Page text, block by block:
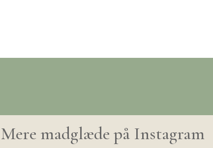
Mere madglæde på Instagram